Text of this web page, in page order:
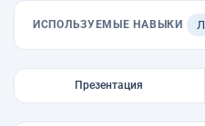
ИСПОЛЬЗУЕМЫЕ НАВЫКИ
Презентация